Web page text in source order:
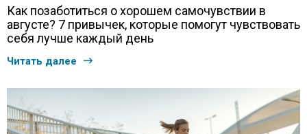
Как позаботиться о хорошем самочувствии в
августе? 7 привычек, которые помогут чувствовать
себя лучше каждый день
Читать далее